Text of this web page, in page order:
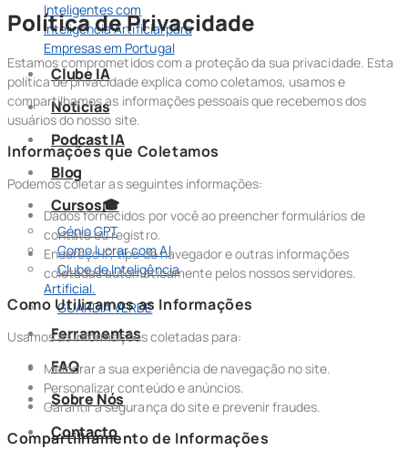
Inteligentes com
Inteligência Artificial para
Empresas em Portugal
Clube IA
Noticias
Podcast IA
Blog
Cursos🎓
Génio GPT
Como lucrar com AI
Clube de Inteligência
Artificial.
GUARDIA VERDE
Ferramentas
FAQ
Sobre Nós
Contacto
Política de Privacidade
Estamos comprometidos com a proteção da sua privacidade. Esta
política de privacidade explica como coletamos, usamos e
compartilhamos as informações pessoais que recebemos dos
usuários do nosso site.
Informações que Coletamos
Podemos coletar as seguintes informações:
Dados fornecidos por você ao preencher formulários de
contato ou registro.
Endereço IP, tipo de navegador e outras informações
coletadas automaticamente pelos nossos servidores.
Como Utilizamos as Informações
Usamos as informações coletadas para:
Melhorar a sua experiência de navegação no site.
Personalizar conteúdo e anúncios.
Garantir a segurança do site e prevenir fraudes.
Compartilhamento de Informações